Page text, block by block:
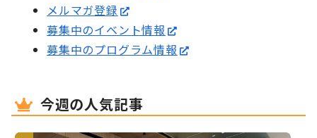
メルマガ登録
募集中のイベント情報
募集中のプログラム情報
今週の人気記事